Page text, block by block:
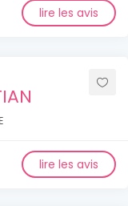
lire les avis
lire les avis